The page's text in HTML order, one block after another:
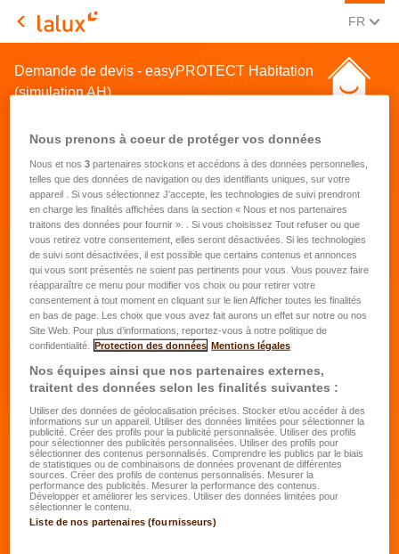
LALUX Assurances
FR
Demande de devis - easyPROTECT Habitation
(simulation AH)
Demande de devis pour une
assurance habitation
Prénom*
Nom*
Date de naissance*
JJ.MM.AAAA
Rue/N°*
Nous prenons à coeur de protéger vos données
Nous et nos3 partenaires stockons et accédons à des données personnelles,
telles que des données de navigation ou des identifiants uniques, sur votre
appareil . Si vous sélectionnez J'accepte, les technologies de suivi prendront
en charge les finalités affichées dans la section « Nous et nos partenaires
traitons des données pour fournir ». . Si vous choisissez Tout refuser ou que
vous retirez votre consentement, elles seront désactivées. Si les technologies
de suivi sont désactivées, il est possible que certains contenus et annonces
qui vous sont présentés ne soient pas pertinents pour vous. Vous pouvez faire
réapparaître ce menu pour modifier vos choix ou pour retirer votre
consentement à tout moment en cliquant sur le lien Afficher toutes les finalités
en bas de page. Les choix que vous avez fait aurons un effet sur notre ou nos
Site Web. Pour plus d’informations, reportez-vous à notre politique de
confidentialité.
Protection des données Mentions légales
Nos équipes ainsi que nos partenaires externes,
traitent des données selon les finalités suivantes :
Utiliser des données de géolocalisation précises. Stocker et/ou accéder à des
informations sur un appareil. Utiliser des données limitées pour sélectionner la
publicité. Créer des profils pour la publicité personnalisée. Utiliser des profils
pour sélectionner des publicités personnalisées. Utiliser des profils pour
sélectionner des contenus personnalisés. Comprendre les publics par le biais
de statistiques ou de combinaisons de données provenant de différentes
sources. Créer des profils de contenus personnalisés. Mesurer la
performance des publicités. Mesurer la performance des contenus.
Développer et améliorer les services. Utiliser des données limitées pour
sélectionner le contenu.
Liste de nos partenaires (fournisseurs)